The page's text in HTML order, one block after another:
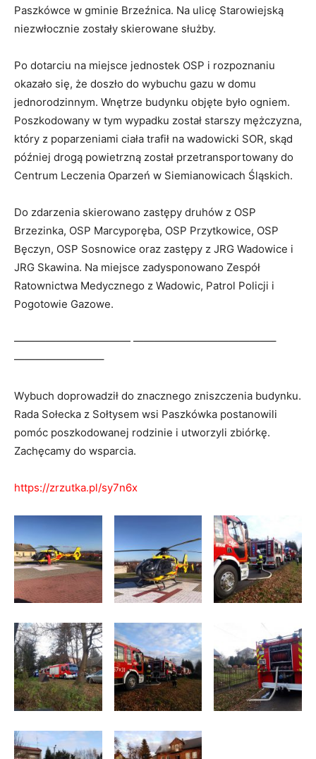
Paszkówce w gminie Brzeźnica. Na ulicę Starowiejską
niezwłocznie zostały skierowane służby.
Po dotarciu na miejsce jednostek OSP i rozpoznaniu
okazało się, że doszło do wybuchu gazu w domu
jednorodzinnym. Wnętrze budynku objęte było ogniem.
Poszkodowany w tym wypadku został starszy mężczyzna,
który z poparzeniami ciała trafił na wadowicki SOR, skąd
później drogą powietrzną został przetransportowany do
Centrum Leczenia Oparzeń w Siemianowicach Śląskich.
Do zdarzenia skierowano zastępy druhów z OSP
Brzezinka, OSP Marcyporęba, OSP Przytkowice, OSP
Bęczyn, OSP Sosnowice oraz zastępy z JRG Wadowice i
JRG Skawina. Na miejsce zadysponowano Zespół
Ratownictwa Medycznego z Wadowic, Patrol Policji i
Pogotowie Gazowe.
——————————— —————————————–
————————–
Wybuch doprowadził do znacznego zniszczenia budynku.
Rada Sołecka z Sołtysem wsi Paszkówka postanowili
pomóc poszkodowanej rodzinie i utworzyli zbiórkę.
Zachęcamy do wsparcia.
https://zrzutka.pl/sy7n6x